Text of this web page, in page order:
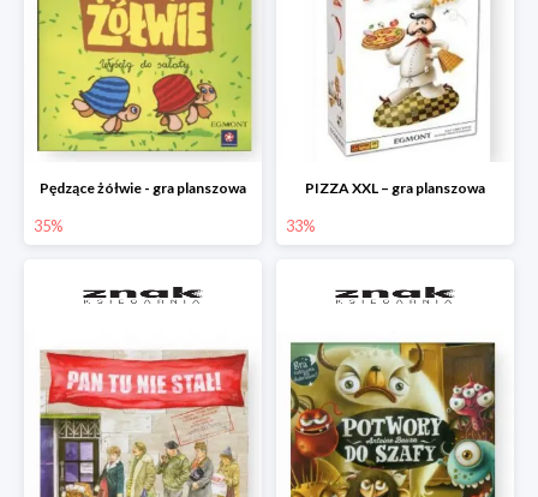
Pędzące żółwie - gra planszowa
35%
PIZZA XXL – gra planszowa
33%